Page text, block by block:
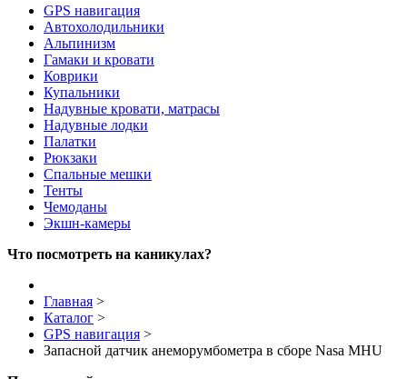
GPS навигация
Автохолодильники
Альпинизм
Гамаки и кровати
Коврики
Купальники
Надувные кровати, матрасы
Надувные лодки
Палатки
Рюкзаки
Спальные мешки
Тенты
Чемоданы
Экшн-камеры
Что посмотреть на каникулах?
Главная >
Каталог >
GPS навигация >
Запасной датчик анеморумбометра в сборе Nasa MHU